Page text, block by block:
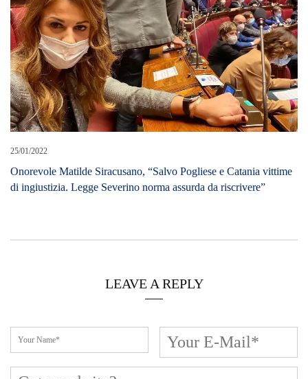
25/01/2022
Onorevole Matilde Siracusano, “Salvo Pogliese e Catania vittime
di ingiustizia. Legge Severino norma assurda da riscrivere”
LEAVE A REPLY